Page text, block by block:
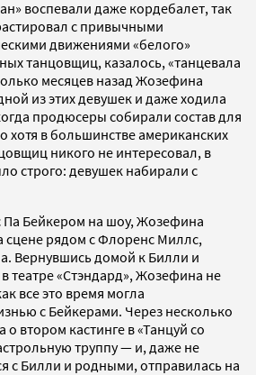
воспевали даже кордебалет, так
с привычными
движениями «белого»
танцовщиц, казалось, «танцевала
месяцев назад Жозефина
из этих девушек и даже ходила
продюсеры собирали состав для
хотя в большинстве американских
никого не интересовал, в
строго: девушек набирали с
Па Бейкером на шоу, Жозефина
сцене рядом с Флоренс Миллс,
Вернувшись домой к Билли и
театре «Стэндард», Жозефина не
все это время могла
с Бейкерами. Через несколько
втором кастинге в «Танцуй со
труппу — и, даже не
с Билли и родными, отправилась на